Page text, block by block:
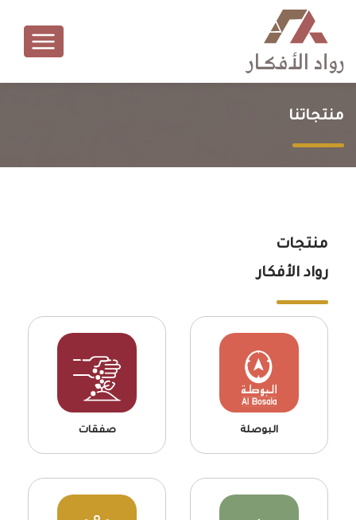
منتجاتنا
منتجات
رواد الأفكار
البوصلة صفقات